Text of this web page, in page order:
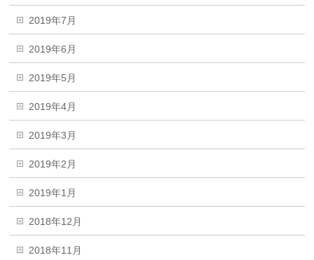
2019年7月
2019年6月
2019年5月
2019年4月
2019年3月
2019年2月
2019年1月
2018年12月
2018年11月